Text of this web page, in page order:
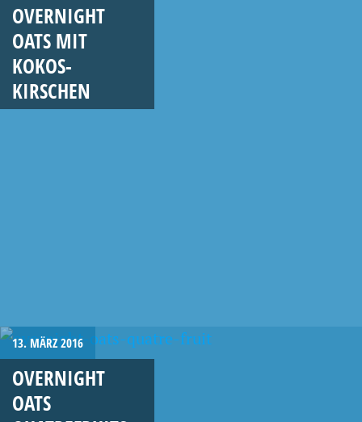
OVERNIGHT
OATS MIT
KOKOS-
KIRSCHEN
13. MÄRZ 2016
OVERNIGHT
OATS